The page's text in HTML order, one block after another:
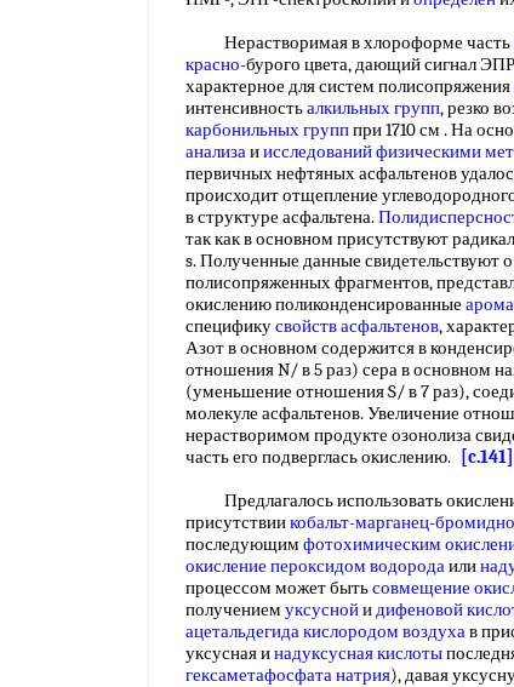
Нерастворимая в хлороформе часть
красно-бурого цвета, дающий сигнал
характерное для систем полисопряжения
интенсивностьалкильных групп, резко
карбонильных групппри 1710 см . На
анализаиисследований физическими
первичных нефтяных асфальтенов
происходит отщепление
в структуре асфальтена.
так как в основном присутствуют
s. Полученные данные свидетельствуют
полисопряженных фрагментов,
окислению поликонденсированные
спецификусвойств асфальтенов,
Азот в основном содержится в
отношения N/ в 5 раз) сера в основном
(уменьшение отношения S/ в 7 раз),
молекуле асфальтенов. Увеличение
нерастворимом продукте озонолиза
часть его подверглась окислению.
[c.141]
Предлагалось использовать
присутствиикобальт-марганец-
последующим фотохимическим
окисление пероксидом водородаили
процессом может бытьсовмещение
получением уксуснойидифеновой
ацетальдегидакислородом воздухав
уксусная инадуксусная кислоты
гексаметафосфата натрия), давая